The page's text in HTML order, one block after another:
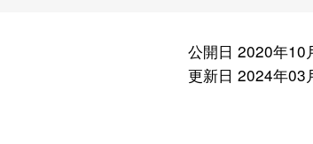
公開日 2020年10
更新日 2024年03